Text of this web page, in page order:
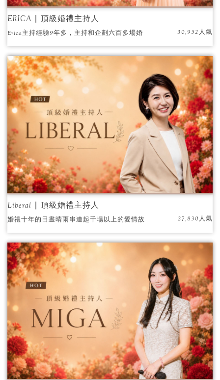
ERICA ∣ 頂級婚禮主持人
Erica主持經驗9年多，主持和企劃六百多場婚
禮。包含蕭前副總統、吳前副總統、柯文哲市
長、嚴凱泰董事長、嚴長壽董事長、游錫堃前
院長和王金平前院長都曾是位上嘉賓。
30,952人氣
Liberal ∣ 頂級婚禮主持人
婚禮十年的日晝晴雨串連起千場以上的愛情故
值。宜動宜靜善於溝通與活絡氣氛的Liberal，將
用婚顧面向帶入主持，協助新人規劃出刻上自
己名字的婚禮!
27,830人氣